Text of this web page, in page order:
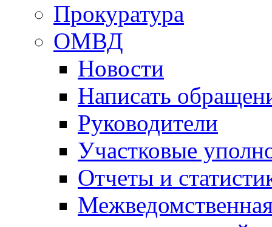
Прокуратура
ОМВД
Новости
Написать
Руководители
Участковые
Отчеты и